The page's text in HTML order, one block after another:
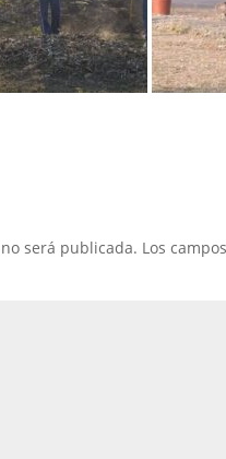
será publicada. Los